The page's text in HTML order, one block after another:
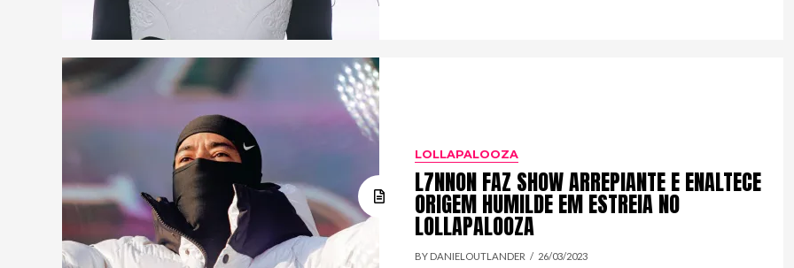
LOLLAPALOOZA
L7NNON FAZ SHOW ARREPIANTE E ENALTECE
ORIGEM HUMILDE EM ESTREIA NO
LOLLAPALOOZA
BY DANIELOUTLANDER 26/03/2023